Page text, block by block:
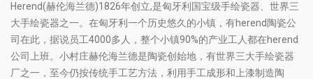
Herend(赫伦海兰德)1826年创立,是匈牙利国宝级手绘瓷器、世界三
大手绘瓷器之一。在匈牙利一个历史悠久的小镇，有herend陶瓷公
司在此，据说员工4000多人，整个小镇90%的产业工人都在herend
公司上班。小村庄赫伦海兰德是陶瓷创始地，有世界三大手绘瓷器
厂之一，至今仍按传统手工艺方法，利用手工成形和上漆制造陶